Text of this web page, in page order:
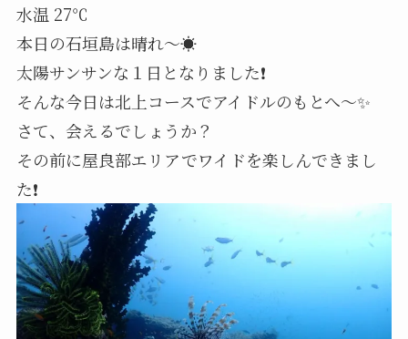
水温 27℃
本日の石垣島は晴れ～☀️
太陽サンサンな１日となりました❗
そんな今日は北上コースでアイドルのもとへ～✨
さて、会えるでしょうか？
その前に屋良部エリアでワイドを楽しんできまし
た❗️